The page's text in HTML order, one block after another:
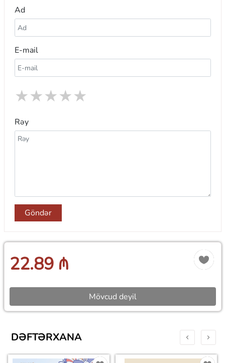
Ad
E-mail
★
★
★
★
★
Rəy
Göndər
22.89 ₼
Mövcud deyil
DƏFTƏRXANA